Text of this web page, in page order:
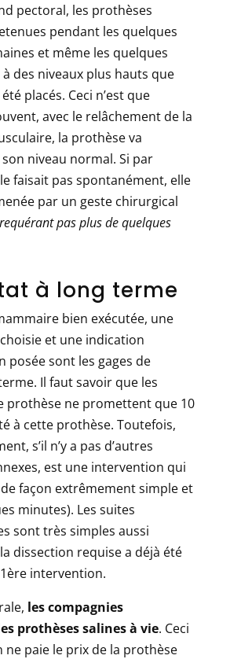
pectoral, les prothèses
pendant les quelques
et même les quelques
des niveaux plus hauts que
placés. Ceci n’est que
avec le relâchement de la
la prothèse va
niveau normal. Si par
faisait pas spontanément, elle
par un geste chirurgical
pas plus de quelques
à long terme
bien exécutée, une
et une indication
posée sont les gages de
Il faut savoir que les
prothèse ne promettent que 10
à cette prothèse. Toutefois,
s’il n’y a pas d’autres
est une intervention qui
façon extrêmement simple et
minutes). Les suites
sont très simples aussi
dissection requise a déjà été
intervention.
les compagnies
prothèses salines à vie. Ceci
ne paie le prix de la prothèse